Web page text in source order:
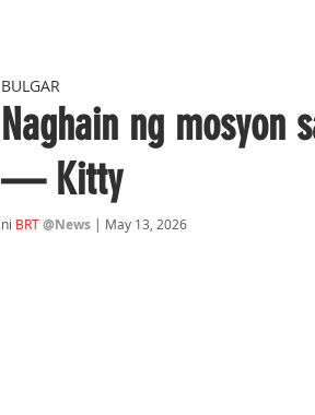
Naghain ng mosyon
— Kitty
BULGAR
ni BRT@News | May 13, 2026